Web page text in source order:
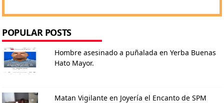
POPULAR POSTS
Hombre asesinado a puñalada en Yerba Buenas
Hato Mayor.
Matan Vigilante en Joyería el Encanto de SPM